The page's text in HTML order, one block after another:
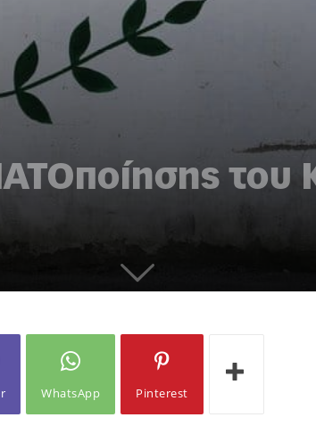
του
WhatsApp Pinterest